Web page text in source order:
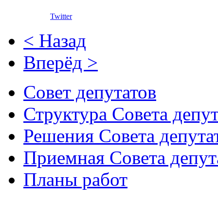
Twitter
< Назад
Вперёд >
Совет депутатов
Структура Совета
Решения Совета
Приемная Совета
Планы работ